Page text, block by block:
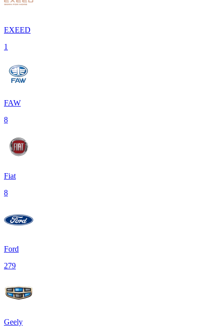
EXEED
1
FAW
8
Fiat
8
Ford
279
Geely